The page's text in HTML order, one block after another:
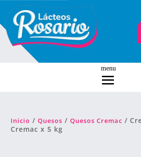
Inicio /Quesos /Quesos Cremac /
Cremac x 5 kg